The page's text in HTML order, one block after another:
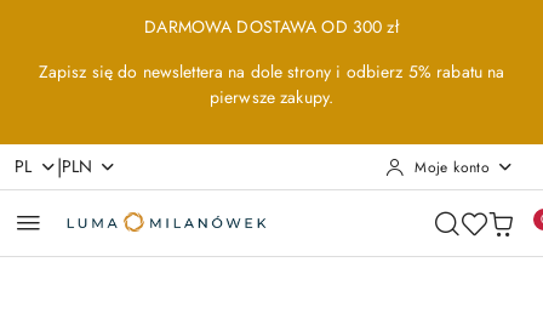
Przejdź do treści głównej
Przejdź do wyszukiwarki
Przejdź do moje konto
Przejdź do menu głównego
Przejdź do opisu produktu
Przejdź do stopkiDARMOWA DOSTAWA OD 300 zł
Zapisz się do newslettera na dole strony i odbierz 5% rabatu na
pierwsze zakupy.
PL |PLN Moje konto